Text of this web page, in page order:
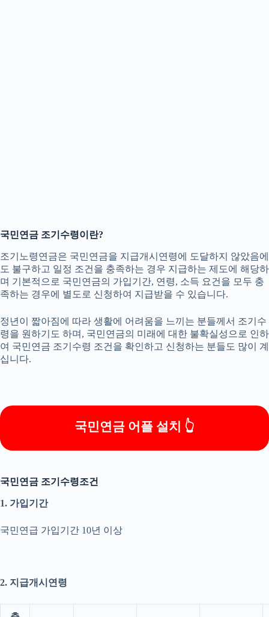
국민연금 조기수령이란?
조기노령연금은 국민연금을 지급개시연령에 도달하지 않았음에
도 불구하고 일정 조건을 충족하는 경우 지급하는 제도에 해당하
며 기본적으로 국민연금의 가입기간, 연령, 소득 요건을 모두 충
족하는 경우에 별도로 신청하여 지급받을 수 있습니다.
정년이 짧아짐에 따라 생활에 어려움을 느끼는 분들께서 조기수
령을 원하기도 하며, 국민연금의 미래에 대한 불확실성으로 인하
여 국민연금 조기수령 조건을 확인하고 신청하는 분들도 많이 계
십니다.
국민연금 어플 설치 👆
국민연금 조기수령조건
1. 가입기간
국민연급 가입기간 10년 이상
2. 지급개시연령